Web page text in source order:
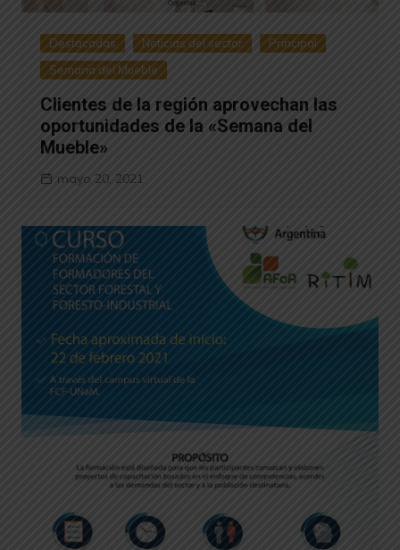
Destacadas Noticias del sector
Principal
Semana del Mueble
Clientes de la región aprovechan las
oportunidades de la «Semana del
Mueble»
mayo 20, 2021